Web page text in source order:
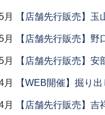
月 【店舗先行販売】
月 【店舗先行販売】野
月 【店舗先行販売】
月 【WEB開催】掘り
月 【店舗先行販売】吉